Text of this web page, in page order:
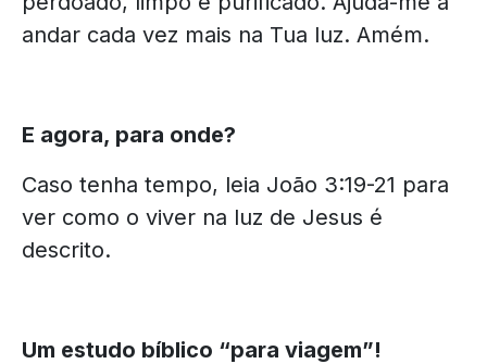
andar cada vez mais na Tua luz. Amém.
E agora, para onde?
Caso tenha tempo, leia João 3:19-21 para
ver como o viver na luz de Jesus é
descrito.
Um estudo bíblico “para viagem”!